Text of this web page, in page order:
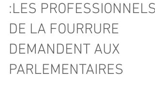
:LES PROFESSIONNELS
DE LA FOURRURE
DEMANDENT AUX
PARLEMENTAIRES